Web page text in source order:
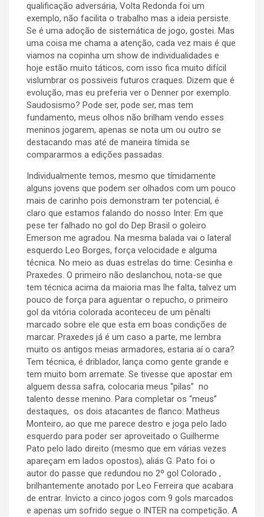
qualificação adversária, Volta Redonda foi um
exemplo, não facilita o trabalho mas a ideia persiste.
Se é uma adoção de sistemática de jogo, gostei. Mas
uma coisa me chama a atenção, cada vez mais é que
viamos na copinha um show de individualidades e
hoje estão muito táticos, com isso fica muito difícil
vislumbrar os possiveis futuros craques. Dizem que é
evolução, mas eu preferia ver o Denner por exemplo.
Saudosismo? Pode ser, pode ser, mas tem
fundamento, meus olhos não brilham vendo esses
meninos jogarem, apenas se nota um ou outro se
destacando mas até de maneira tímida se
compararmos a edições passadas.
Individualmente temos, mesmo que tímidamente
alguns jovens que podem ser olhados com um pouco
mais de carinho pois demonstram ter potencial, é
claro que estamos falando do nosso Inter. Em que
pese ter falhado no gol do Dep Brasil o goleiro
Emerson me agradou. Na mesma balada vai o lateral
esquerdo Leo Borges, força velocidade e alguma
técnica. No meio as duas estrelas do time: Cesinha e
Praxedes. O primeiro não deslanchou, nota-se que
tem técnica acima da maioria mas lhe falta, talvez um
pouco de força para aguentar o repucho, o primeiro
gol da vitória colorada aconteceu de um pênalti
marcado sobre ele que esta em boas condições de
marcar. Praxedes já é um caso a parte, me lembra
muito os antigos meias armadores, estaria aí o cara?
Tem técnica, é driblador, lança como gente grande e
tem muito bom arremate. Se tivesse que apostar em
alguem dessa safra, colocaria meus “pilas” no
talento desse menino. Para completar os “meus”
destaques, os dois atacantes de flanco: Matheus
Monteiro, ao que me parece destro e joga pelo lado
esquerdo para poder ser aproveitado o Guilherme
Pato pelo lado direito (mesmo que em várias vezes
apareçam em lados opostos), aliás G. Pato foi o
autor do passe que redundou no 2º gol Colorado ,
brilhantemente anotado por Leo Ferreira que acabara
de entrar. Invicto a cinco jogos com 9 gols marcados
e apenas um sofrido segue o INTER na competição. A